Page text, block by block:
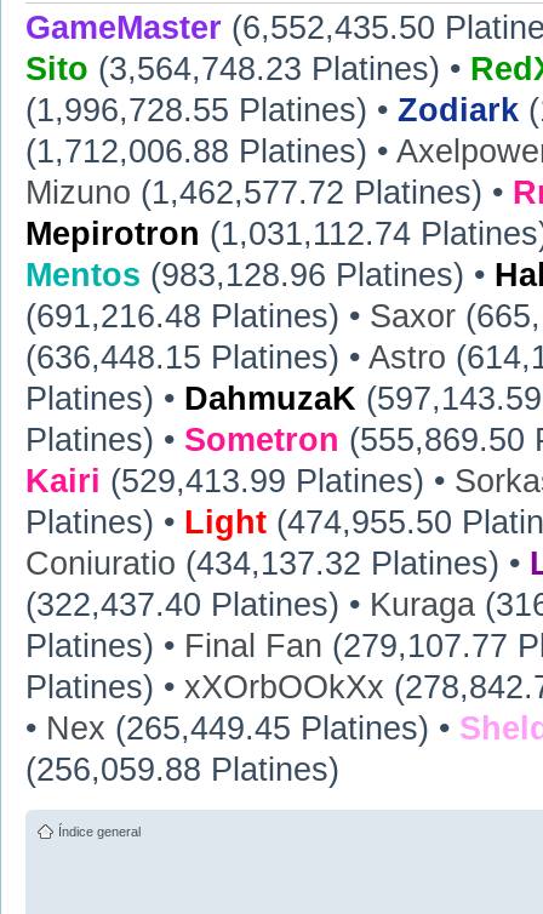
GameMaster (6,552,435.50
Sito (3,564,748.23 Platines) •
(1,996,728.55 Platines) • Zodiark
(1,712,006.88 Platines) •
Mizuno (1,462,577.72 Platines) •
Mepirotron (1,031,112.74
Mentos (983,128.96 Platines) •
(691,216.48 Platines) • Saxor
(636,448.15 Platines) • Astro
Platines) • DahmuzaK
Platines) • Sometron (555,869.50
Kairi (529,413.99 Platines) •
Platines) • Light (474,955.50
Coniuratio (434,137.32 Platines) •
(322,437.40 Platines) • Kuraga
Platines) • Final Fan (279,107.77
Platines) • xXOrbOOkXx
• Nex (265,449.45 Platines) •
(256,059.88 Platines)
Índice general